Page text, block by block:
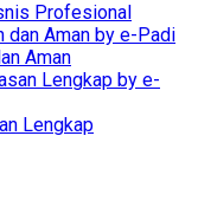
Profesional
Aman
Lengkap